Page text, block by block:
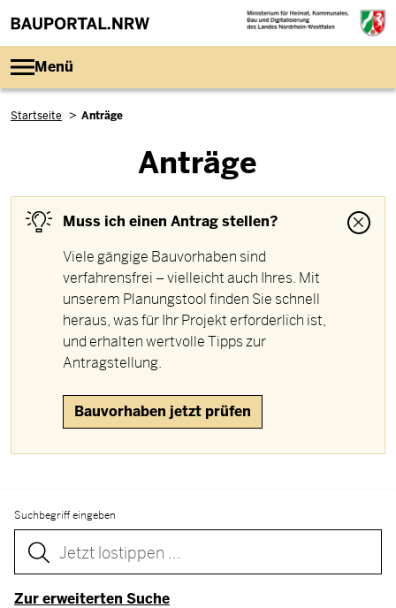
Menü
Pfadnavigation
Startseite Anträge
Anträge
Muss ich einen Antrag stellen?
Viele gängige Bauvorhaben sind
verfahrensfrei – vielleicht auch Ihres. Mit
unserem Planungstool finden Sie schnell
heraus, was für Ihr Projekt erforderlich ist,
und erhalten wertvolle Tipps zur
Antragstellung.
Bauvorhaben jetzt prüfen
Suchbegriff eingeben
Zur erweiterten Suche